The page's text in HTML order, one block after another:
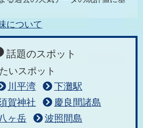
について
話題のスポット
いスポット
川平湾
下灘駅
賀神社
慶良間諸島
八ヶ岳
波照間島